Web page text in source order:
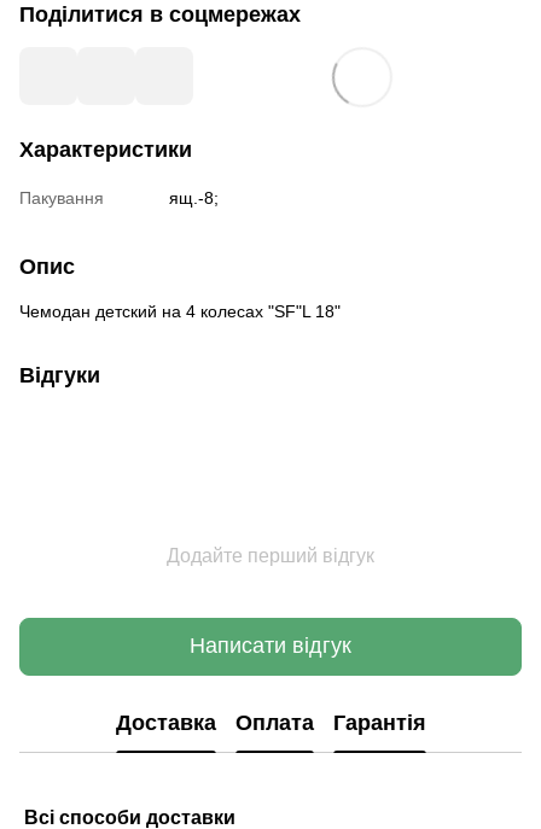
Поділитися в соцмережах
Характеристики
Пакування ящ.-8;
Опис
Чемодан детский на 4 колесах "SF"L 18"
Відгуки
Додайте перший відгук
Написати відгук
Доставка Оплата Гарантія
Всі способи доставки